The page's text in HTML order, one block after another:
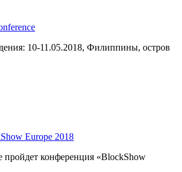
10-11.05.2018, Филиппины, остров
Europe 2018
пройдет конференция «BlockShow